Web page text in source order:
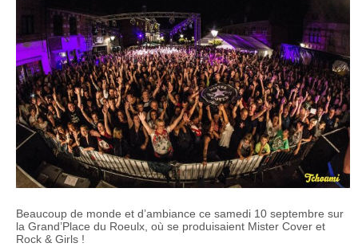
Beaucoup de monde et d’ambiance ce samedi 10 septembre sur
la Grand’Place du Roeulx, où se produisaient Mister Cover et
Rock & Girls !